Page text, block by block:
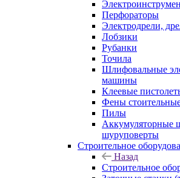
Перфораторы
Электродрели,
Лобзики
Рубанки
Точила
Шлифовальные
машины
Клеевые
Фены
Пилы
Аккумуляторные
шуруповерты
Строительное
Назад
Строительное